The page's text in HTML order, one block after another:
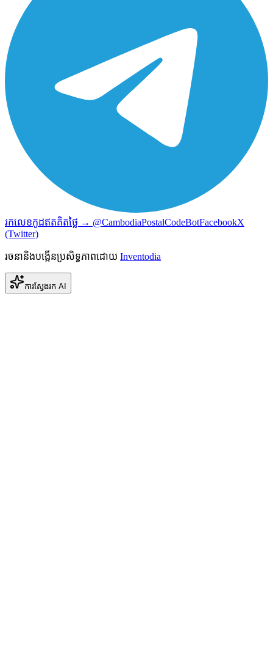
រកលេខកូដឥតគិតថ្លៃ → @CambodiaPostalCodeBotFacebookX
(Twitter)
រចនានិងបង្កើនប្រសិទ្ធភាពដោយ Inventodia
ការស្វែងរក AI